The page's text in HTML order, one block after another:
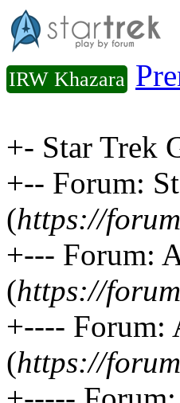
IRW Khazara
+- Star Trek
+-- Forum:
(https://
+--- Forum:
(https://
+---- Forum:
(https://